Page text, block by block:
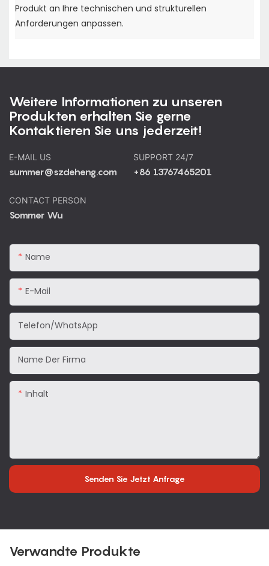
Produkt an Ihre technischen und strukturellen
Anforderungen anpassen.
Weitere Informationen zu unseren
Produkten erhalten Sie gerne
Kontaktieren Sie uns jederzeit!
E-MAIL US
summer@szdeheng.com
SUPPORT 24/7
+86 13767465201
CONTACT PERSON
Sommer Wu
Name
E-Mail
Telefon/WhatsApp
Name Der Firma
Inhalt
Senden Sie Jetzt Anfrage
Verwandte Produkte